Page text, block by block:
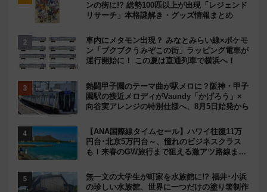
ンの街に!? 総勢100匹以上が出現「レジェンド
リサーチ」本格謎解き・グッズ情報まとめ
車内にメタモン出現？ みなとみらい線×ポケモ
ン「ブクブクうみぞこの街」ラッピング電車が
運行開始に！ この夏は直通列車で横浜へ！
熱闘甲子園のテーマ曲が駅メロに？阪神・甲子
園駅の接近メロディがVaundy「かげろう」×
向谷実アレンジの特別仕様へ、8月5日始発から
【ANA国際線タイムセール】ハワイ往復11万
円台･北京5万円台～、憧れのビジネスクラス
も！来春のGW旅行まで狙える激アツ路線まと
無一文の大学生が町家を水族館に!? 福井･小浜
の珍しい水族館、世界に一つだけの塗り箸制作